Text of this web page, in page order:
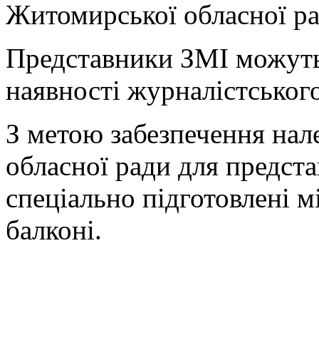
Житомирської обласної
Представники ЗМІ
наявності
З метою забезпечення
обласної ради для
спеціально підготовлені
балконі.